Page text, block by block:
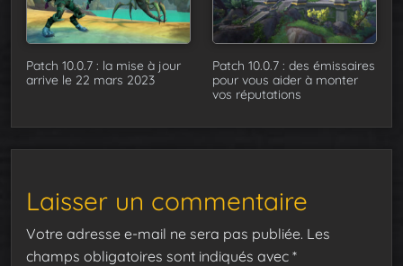
Patch 10.0.7 : la mise à jour
arrive le 22 mars 2023
Patch 10.0.7 : des émissaires
pour vous aider à monter
vos réputations
Laisser un commentaire
Votre adresse e-mail ne sera pas publiée. Les
champs obligatoires sont indiqués avec *